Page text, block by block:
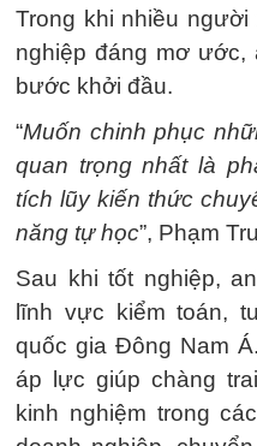
Trong khi nhiều
nghiệp đáng mơ ước,
bước khởi đầu.
“Muốn chinh phục
quan trọng nhất là
tích lũy kiến thức
năng tự học”, Phạm
Sau khi tốt nghiệp,
lĩnh vực kiểm toán,
quốc gia Đông Nam
áp lực giúp chàng
kinh nghiệm trong